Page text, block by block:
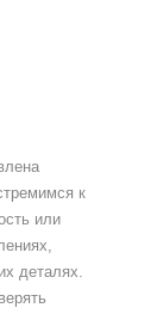
к
или
деталях.